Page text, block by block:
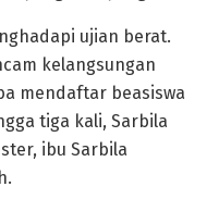
ujian berat.
kelangsungan
mendaftar beasiswa
tiga kali, Sarbila
ibu Sarbila